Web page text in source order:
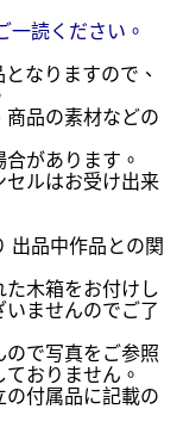
一読ください。
なりますので、
品の素材などの
があります。
ルはお受け出来
出品中作品との関
木箱をお付けし
ませんのでご了
で写真をご参照
おりません。
付属品に記載の